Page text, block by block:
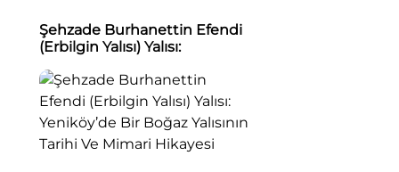
Şehzade Burhanettin Efendi
(Erbilgin Yalısı) Yalısı:
Tarihi Ve Mimari Hikayesi